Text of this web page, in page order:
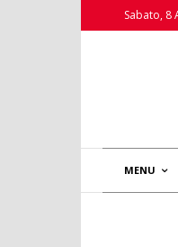
Sabato, 8
MENU